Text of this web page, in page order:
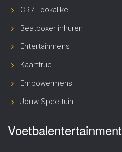
CR7 Lookalike
Beatboxer inhuren
Entertainmens
Kaarttruc
Empowermens
Jouw Speeltuin
Voetbalentertainment